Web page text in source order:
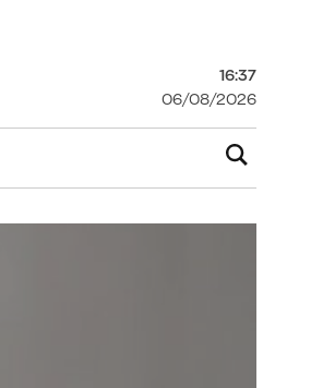
16:37
06/08/2026